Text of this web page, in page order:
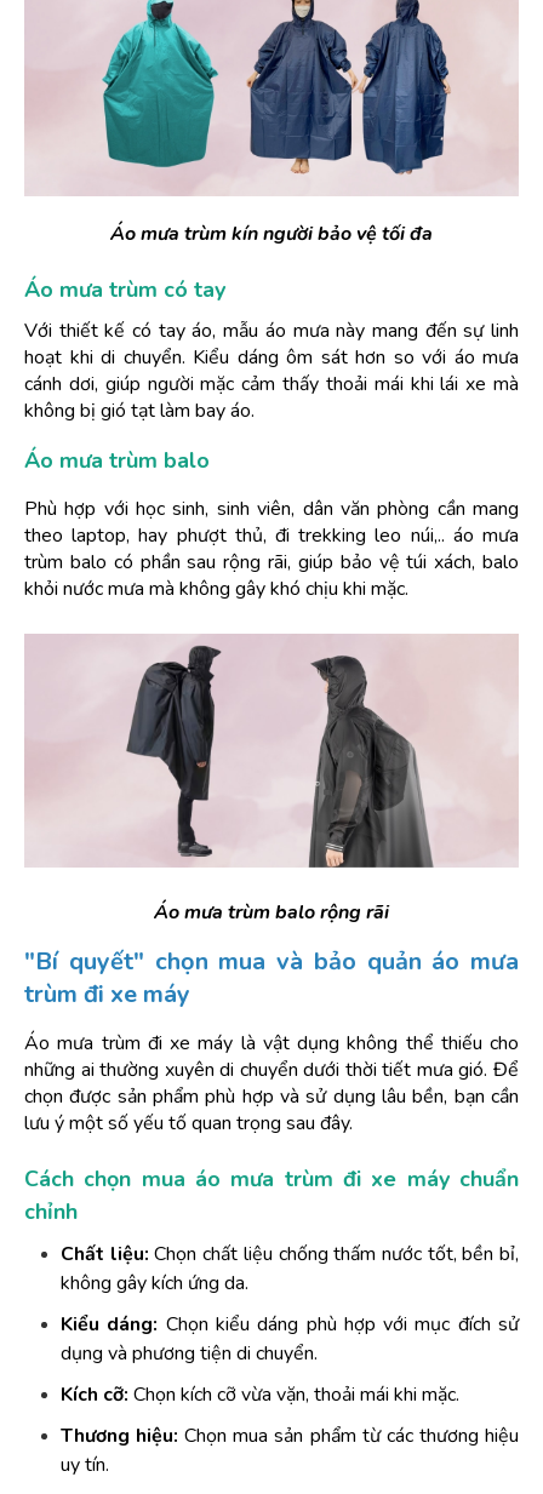
Áo mưa trùm kín người bảo vệ tối đa
Áo mưa trùm có tay
Với thiết kế có tay áo, mẫu áo mưa này mang đến sự linh
hoạt khi di chuyển. Kiểu dáng ôm sát hơn so với áo mưa
cánh dơi, giúp người mặc cảm thấy thoải mái khi lái xe mà
không bị gió tạt làm bay áo.
Áo mưa trùm balo
Phù hợp với học sinh, sinh viên, dân văn phòng cần mang
theo laptop, hay phượt thủ, đi trekking leo núi,.. áo mưa
trùm balo có phần sau rộng rãi, giúp bảo vệ túi xách, balo
khỏi nước mưa mà không gây khó chịu khi mặc.
Áo mưa trùm balo rộng rãi
"Bí quyết" chọn mua và bảo quản áo mưa
trùm đi xe máy
Áo mưa trùm đi xe máy là vật dụng không thể thiếu cho
những ai thường xuyên di chuyển dưới thời tiết mưa gió. Để
chọn được sản phẩm phù hợp và sử dụng lâu bền, bạn cần
lưu ý một số yếu tố quan trọng sau đây.
Cách chọn mua áo mưa trùm đi xe máy chuẩn
chỉnh
Chất liệu: Chọn chất liệu chống thấm nước tốt, bền bỉ,
không gây kích ứng da.
Kiểu dáng: Chọn kiểu dáng phù hợp với mục đích sử
dụng và phương tiện di chuyển.
Kích cỡ: Chọn kích cỡ vừa vặn, thoải mái khi mặc.
Thương hiệu: Chọn mua sản phẩm từ các thương hiệu
uy tín.